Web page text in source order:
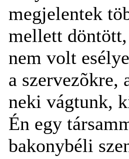
megjelentek
mellett döntött,
nem volt
a szervezõkre,
neki vágtunk,
Én egy
bakonybéli